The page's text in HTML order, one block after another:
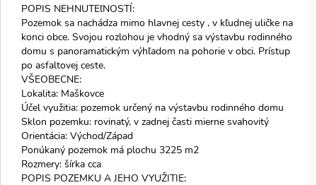
POPIS NEHNUTEľNOSTÍ:
Pozemok sa nachádza mimo hlavnej cesty , v kľudnej uličke na
konci obce. Svojou rozlohou je vhodný sa výstavbu rodinného
domu s panoramatickým výhľadom na pohorie v obci. Prístup
po asfaltovej ceste.
VŠEOBECNE:
Lokalita: Maškovce
Účel využitia: pozemok určený na výstavbu rodinného domu
Sklon pozemku: rovinatý, v zadnej časti mierne svahovitý
Orientácia: Východ/Západ
Ponúkaný pozemok má plochu 3225 m2
Rozmery: šírka cca
POPIS POZEMKU A JEHO VYUŽITIE: